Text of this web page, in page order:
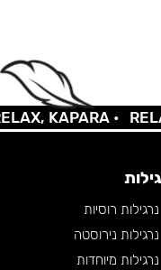
KAPARA •
נרגילות רוסיות
נרגילות נירוסטה
נרגילות מיוחדות